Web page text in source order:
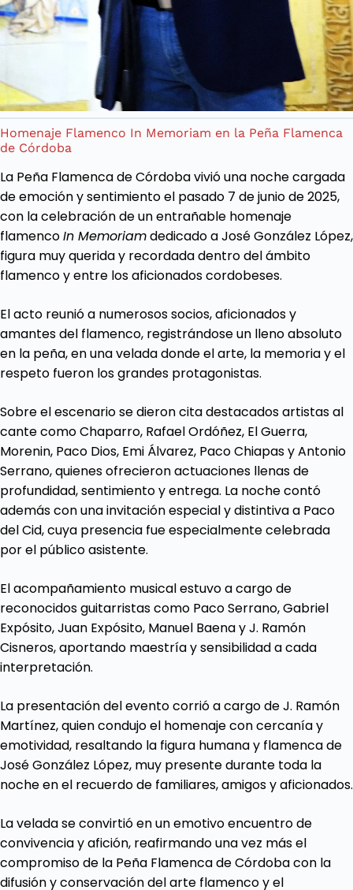
Homenaje Flamenco In Memoriam en la Peña Flamenca
de Córdoba
La Peña Flamenca de Córdoba vivió una noche cargada
de emoción y sentimiento el pasado 7 de junio de 2025,
con la celebración de un entrañable homenaje
flamencoIn Memoriamdedicado a José González López,
figura muy querida y recordada dentro del ámbito
flamenco y entre los aficionados cordobeses.
El acto reunió a numerosos socios, aficionados y
amantes del flamenco, registrándose un lleno absoluto
en la peña, en una velada donde el arte, la memoria y el
respeto fueron los grandes protagonistas.
Sobre el escenario se dieron cita destacados artistas al
cante como Chaparro, Rafael Ordóñez, El Guerra,
Morenin, Paco Dios, Emi Álvarez, Paco Chiapas y Antonio
Serrano, quienes ofrecieron actuaciones llenas de
profundidad, sentimiento y entrega. La noche contó
además con una invitación especial y distintiva a Paco
del Cid, cuya presencia fue especialmente celebrada
por el público asistente.
El acompañamiento musical estuvo a cargo de
reconocidos guitarristas como Paco Serrano, Gabriel
Expósito, Juan Expósito, Manuel Baena y J. Ramón
Cisneros, aportando maestría y sensibilidad a cada
interpretación.
La presentación del evento corrió a cargo de J. Ramón
Martínez, quien condujo el homenaje con cercanía y
emotividad, resaltando la figura humana y flamenca de
José González López, muy presente durante toda la
noche en el recuerdo de familiares, amigos y aficionados.
La velada se convirtió en un emotivo encuentro de
convivencia y afición, reafirmando una vez más el
compromiso de la Peña Flamenca de Córdoba con la
difusión y conservación del arte flamenco y el